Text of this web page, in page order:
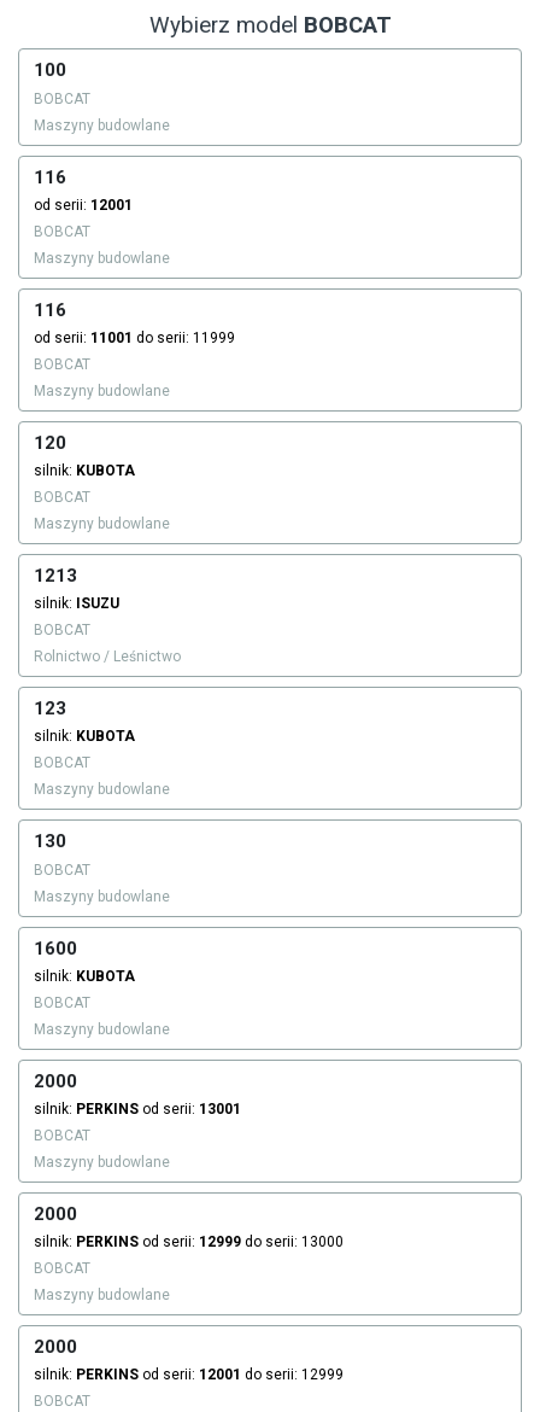
Wybierz model BOBCAT
100
BOBCAT
Maszyny budowlane
116
od serii: 12001
BOBCAT
Maszyny budowlane
116
od serii: 11001 do serii: 11999
BOBCAT
Maszyny budowlane
120
silnik: KUBOTA
BOBCAT
Maszyny budowlane
1213
silnik:
ISUZU
BOBCAT
Rolnictwo / Leśnictwo
123
silnik: KUBOTA
BOBCAT
Maszyny budowlane
130
BOBCAT
Maszyny budowlane
1600
silnik: KUBOTA
BOBCAT
Maszyny budowlane
2000
silnik: PERKINS od serii: 13001
BOBCAT
Maszyny budowlane
2000
silnik: PERKINS od serii: 12999 do serii: 13000
BOBCAT
Maszyny budowlane
2000
silnik: PERKINS od serii: 12001 do serii: 12999
BOBCAT